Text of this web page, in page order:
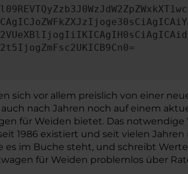
sich vor allem preislich von einer
nach Jahren noch auf einem
für Weiden bietet. Das
1986 existiert und seit vielen
im Buche steht, und schreibt
für Weiden problemlos über